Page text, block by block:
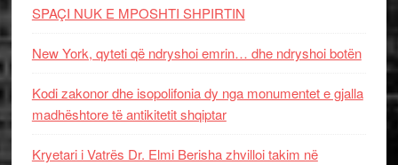
SPAÇI NUK E MPOSHTI SHPIRTIN
New York, qyteti që ndryshoi emrin… dhe ndryshoi botën
Kodi zakonor dhe isopolifonia dy nga monumentet e gjalla
madhështore të antikitetit shqiptar
Kryetari i Vatrës Dr. Elmi Berisha zhvilloi takim në